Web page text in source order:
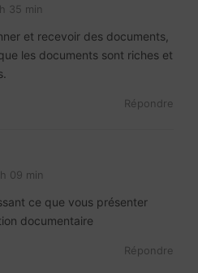
35 min
et recevoir des documents,
les documents sont riches et
Répondre
09 min
ce que vous présenter
documentaire
Répondre